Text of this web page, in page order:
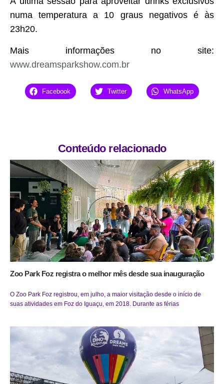
numa temperatura a 10 graus negativos é às
23h20.
Mais informações no site:
www.dreamsparkshow.com.br
Facebook Twitter WhatsApp
Conteúdo relacionado
Zoo Park Foz registra o melhor mês desde sua inauguração
O Zoo Park Foz registrou, em julho, a maior visitação desde o início de
suas atividades em Foz do Iguaçu, em 2018. Durante as férias